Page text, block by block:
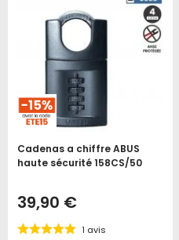
Cadenas a chiffre ABUS
haute sécurité 158CS/50
39,90 €
1 avis